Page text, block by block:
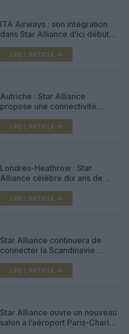
ITA Airways : son intégration
dans Star Alliance d’ici début
LIRE L'ARTICLE
Autriche : Star Alliance
propose une connectivité
ÖBBLIRE L'ARTICLE
Londres-Heathrow : Star
Alliance célèbre dix ans de
LIRE L'ARTICLE
Star Alliance continuera de
connecter la Scandinavie
SkyTeam
LIRE L'ARTICLE
Star Alliance ouvre un nouveau
salon à l’aéroport Paris-Charles